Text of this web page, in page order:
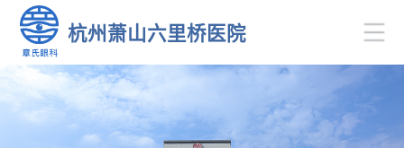
杭州萧山六里桥医院